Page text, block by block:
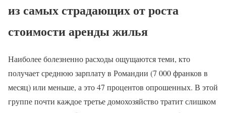
из самых страдающих от роста
стоимости аренды жилья
Наиболее болезненно расходы ощущаются теми, кто
получает среднюю зарплату в Романдии (7 000 франков в
месяц) или меньше, а это 47 процентов опрошенных. В этой
группе почти каждое третье домохозяйство тратит слишком